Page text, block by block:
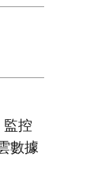
監控
數據